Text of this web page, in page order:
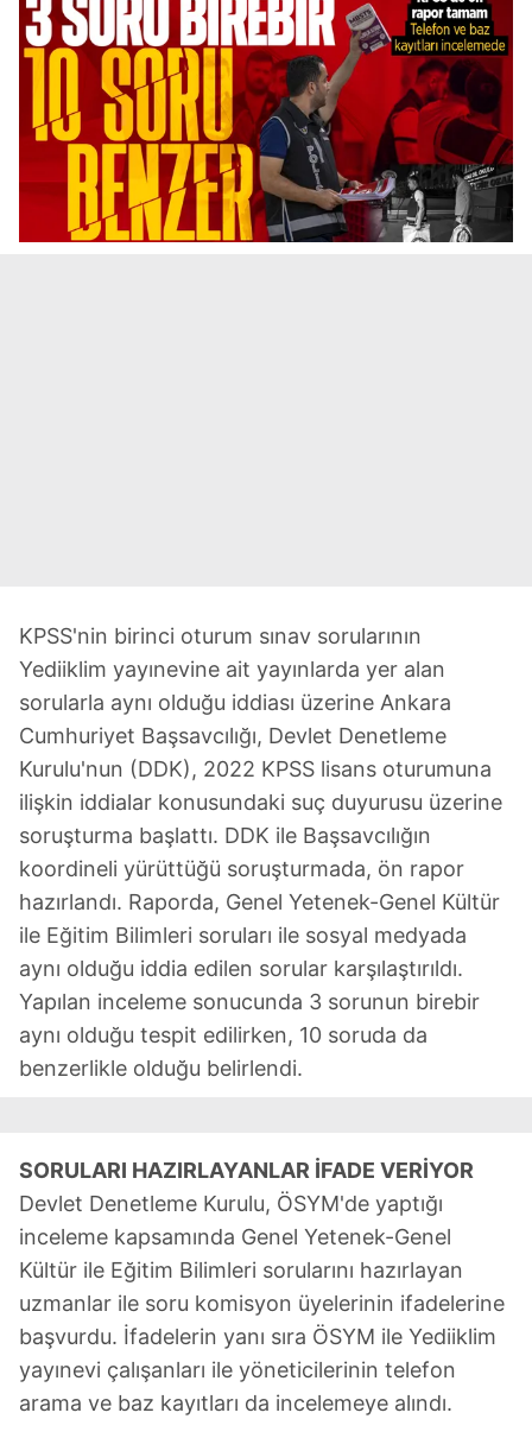
KPSS'nin birinci oturum sınav sorularının
Yediiklim yayınevine ait yayınlarda yer alan
sorularla aynı olduğu iddiası üzerine Ankara
Cumhuriyet Başsavcılığı, Devlet Denetleme
Kurulu'nun (DDK), 2022 KPSS lisans oturumuna
ilişkin iddialar konusundaki suç duyurusu üzerine
soruşturma başlattı. DDK ile Başsavcılığın
koordineli yürüttüğü soruşturmada, ön rapor
hazırlandı. Raporda, Genel Yetenek-Genel Kültür
ile Eğitim Bilimleri soruları ile sosyal medyada
aynı olduğu iddia edilen sorular karşılaştırıldı.
Yapılan inceleme sonucunda 3 sorunun birebir
aynı olduğu tespit edilirken, 10 soruda da
benzerlikle olduğu belirlendi.
SORULARI HAZIRLAYANLAR İFADE VERİYOR
Devlet Denetleme Kurulu, ÖSYM'de yaptığı
inceleme kapsamında Genel Yetenek-Genel
Kültür ile Eğitim Bilimleri sorularını hazırlayan
uzmanlar ile soru komisyon üyelerinin ifadelerine
başvurdu. İfadelerin yanı sıra ÖSYM ile Yediiklim
yayınevi çalışanları ile yöneticilerinin telefon
arama ve baz kayıtları da incelemeye alındı.